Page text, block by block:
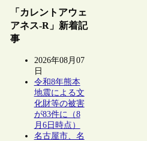
「カレントアウェ
アネス-R」新着記
事
2026年08月07
日
令和8年熊本
地震による文
化財等の被害
が83件に（8
月6日時点）
名古屋市、名